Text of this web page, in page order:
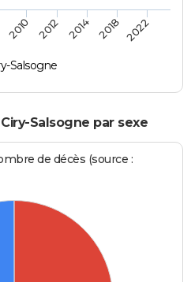
Salsogne
2010 2012 2014 2018 2022
Salsogne par sexe
de décès (source :